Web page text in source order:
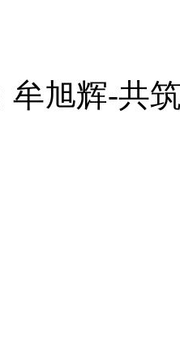
牟旭辉-共